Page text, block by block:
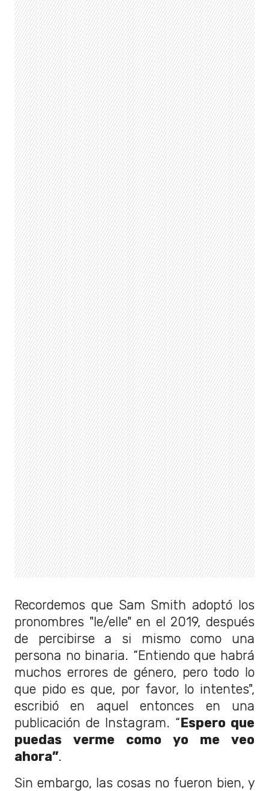
Recordemos que Sam Smith adoptó los
pronombres "le/elle" en el 2019, después
de percibirse a si mismo como una
persona no binaria. “Entiendo que habrá
muchos errores de género, pero todo lo
que pido es que, por favor, lo intentes",
escribió en aquel entonces en una
publicación de Instagram. “Espero que
puedas verme como yo me veo
ahora”.
Sin embargo, las cosas no fueron bien, y